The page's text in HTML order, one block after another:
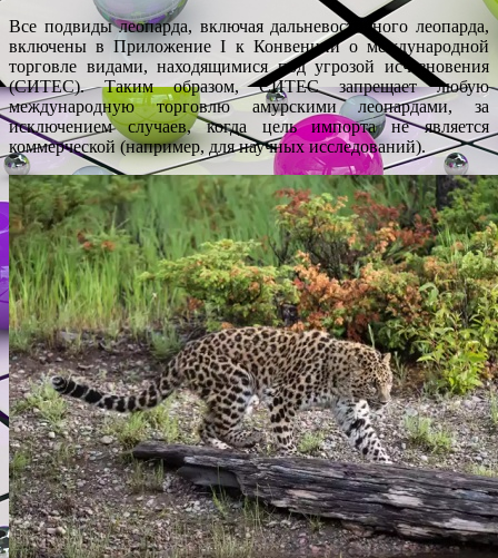
Все подвиды леопарда, включая дальневосточного леопарда,
включены в Приложение I к Конвенции о международной
торговле видами, находящимися под угрозой исчезновения
(СИТЕС). Таким образом, СИТЕС запрещает любую
международную торговлю амурскими леопардами, за
исключением случаев, когда цель импорта не является
коммерческой (например, для научных исследований).